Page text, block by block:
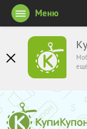
Меню